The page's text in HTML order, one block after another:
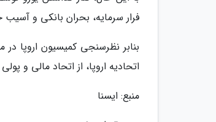
فرار سرمایه، بحران بانکی و
اتحادیه اروپا، از اتحاد مالی و پولی یورو حمایت می
منبع: ایسنا